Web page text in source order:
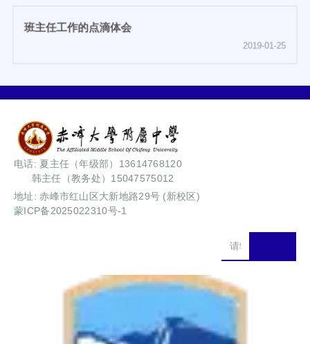
班主任工作的点滴体会
2019-01-25
电话: 夏主任（年级部）13614768120
韩主任（教务处）15047575012
地址: 赤峰市红山区大新地路29号 (新校区)
蒙ICP备2025022310号-1